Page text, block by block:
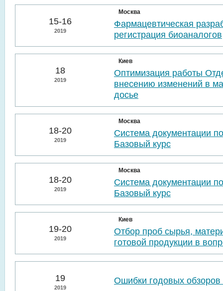
15-16
2019
Москва
Фармацевтическая
регистрация биоаналогов
18
2019
Киев
Оптимизация работы
внесению изменений в
досье
18-20
2019
Москва
Система документации
Базовый курс
18-20
2019
Москва
Система документации
Базовый курс
19-20
2019
Киев
Отбор проб сырья,
готовой продукции в
19
2019
Ошибки годовых обзоров